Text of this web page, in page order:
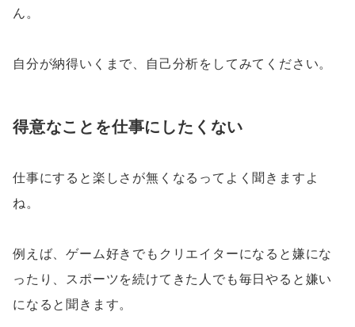
ん。
自分が納得いくまで、自己分析をしてみてください。
得意なことを仕事にしたくない
仕事にすると楽しさが無くなるってよく聞きますよ
ね。
例えば、ゲーム好きでもクリエイターになると嫌にな
ったり、スポーツを続けてきた人でも毎日やると嫌い
になると聞きます。